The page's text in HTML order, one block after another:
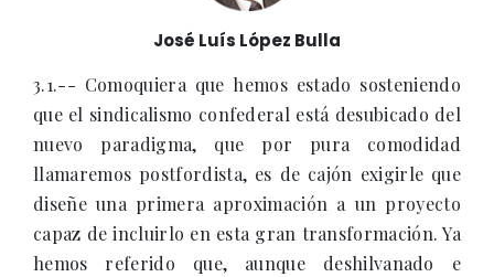
José Luís López Bulla
3.1.-- Comoquiera que hemos estado sosteniendo
que el sindicalismo confederal está desubicado del
nuevo paradigma, que por pura comodidad
llamaremos postfordista, es de cajón exigirle que
diseñe una primera aproximación a un proyecto
capaz de incluirlo en esta gran transformación. Ya
hemos referido que, aunque deshilvanado e